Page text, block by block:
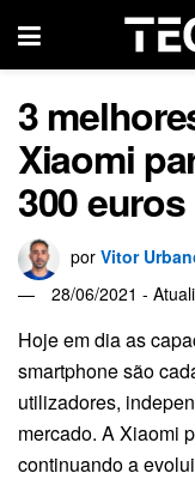
3
Xiaomi
300 euros
por Vitor
28/06/2021 -
Hoje em dia as
smartphone são
utilizadores,
mercado. A Xiaomi
continuando a